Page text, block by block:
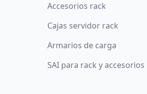
Accesorios rack
Cajas servidor rack
Armarios de carga
SAI para rack y accesorios